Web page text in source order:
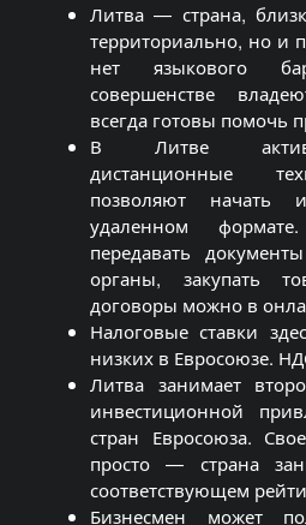
Литва — страна,
территориально, но и
нет языкового
совершенстве
всегда готовы помочь
В Литве
дистанционные
позволяют
удаленном
передавать
органы, закупать
договоры можно в
Налоговые ставки
низких в Евросоюзе.
Литва занимает
инвестиционной
стран Евросоюза.
просто — страна
соответствующем
Бизнесмен может